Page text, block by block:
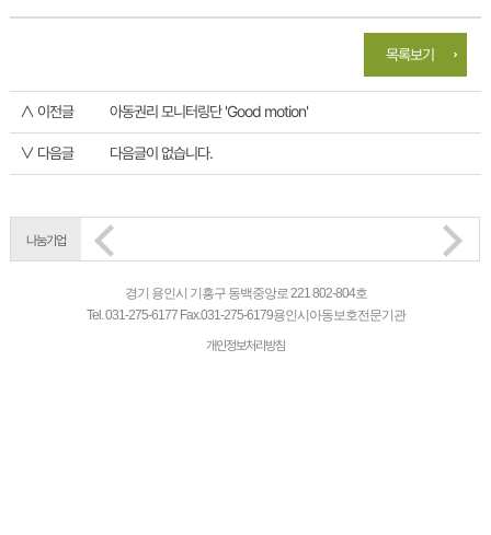
목록보기
∧ 이전글 아동권리 모니터링단 'Good motion'
∨ 다음글 다음글이 없습니다.
나눔기업
경기 용인시 기흥구 동백중앙로 221 802-804호
Tel. 031-275-6177Fax.031-275-6179용인시아동보호전문기관
개인정보처리방침